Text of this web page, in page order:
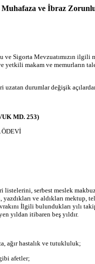
Muhafaza ve İbraz
Sigorta Mevzuatımızın
yetkili makam ve
durumlar değişik açılardan
MD. 253)
serbest meslek
ve aldıkları
İlgili bulundukları yılı
yıldan itibaren beş yıldır.
ağır hastalık ve tutukluluk;
afetler;